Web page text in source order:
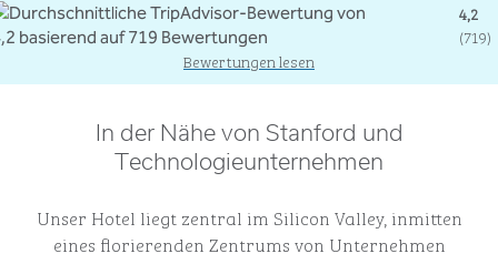
4,2
(719)
Bewertungen lesen
In der Nähe von Stanford und
Technologieunternehmen
Unser Hotel liegt zentral im Silicon Valley, inmitten
eines florierenden Zentrums von Unternehmen